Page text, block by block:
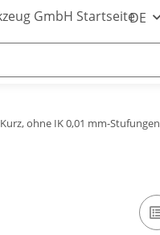
DE
Kurz, ohne IK 0,01 mm-Stufungen